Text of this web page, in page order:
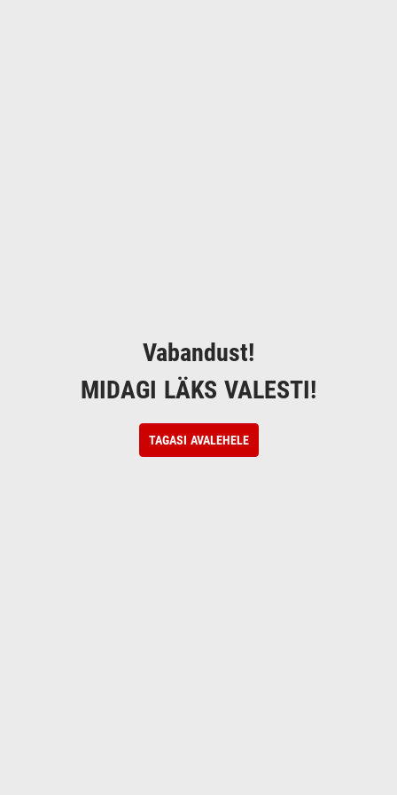
Vabandust!
MIDAGI LÄKS VALESTI!
TAGASI AVALEHELE